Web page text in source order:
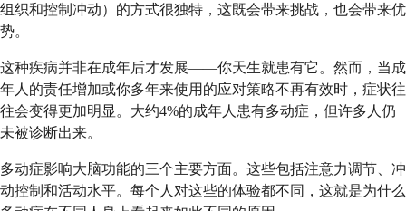
组织和控制冲动）的方式很独特，这既会带来挑战，也会带来优
势。
这种疾病并非在成年后才发展——你天生就患有它。然而，当成
年人的责任增加或你多年来使用的应对策略不再有效时，症状往
往会变得更加明显。大约4%的成年人患有多动症，但许多人仍
未被诊断出来。
多动症影响大脑功能的三个主要方面。这些包括注意力调节、冲
动控制和活动水平。每个人对这些的体验都不同，这就是为什么